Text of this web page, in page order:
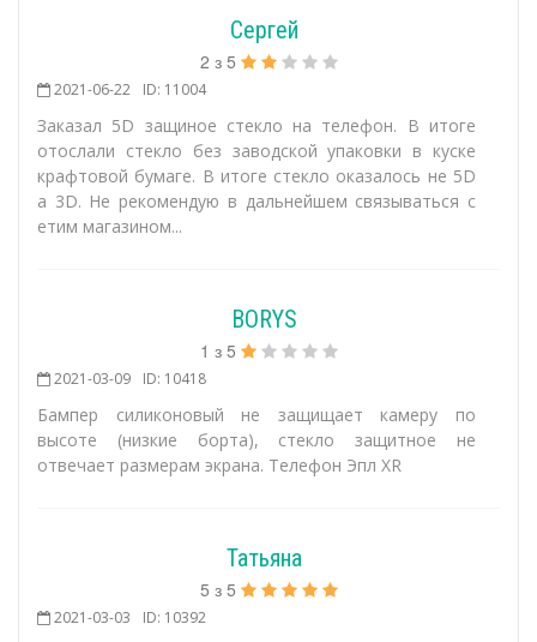
Сергей
2 з 5
2021-06-22 ID: 11004
Заказал 5D защиное стекло на телефон. В итоге
отослали стекло без заводской упаковки в куске
крафтовой бумаге. В итоге стекло оказалось не 5D
а 3D. Не рекомендую в дальнейшем связываться с
етим магазином...
BORYS
1 з 5
2021-03-09 ID: 10418
Бампер силиконовый не защищает камеру по
высоте (низкие борта), стекло защитное не
отвечает размерам экрана. Телефон Эпл XR
Татьяна
5 з 5
2021-03-03 ID: 10392